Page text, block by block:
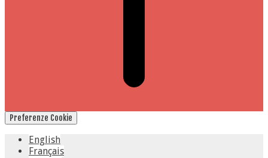
Preferenze Cookie
English
Français